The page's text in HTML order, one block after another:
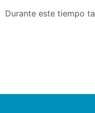
Durante este tiempo